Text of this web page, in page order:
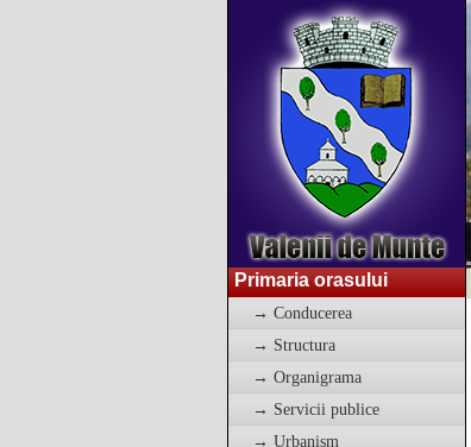
Primaria orasului
→ Conducerea
→ Structura
→ Organigrama
→ Servicii publice
→ Urbanism